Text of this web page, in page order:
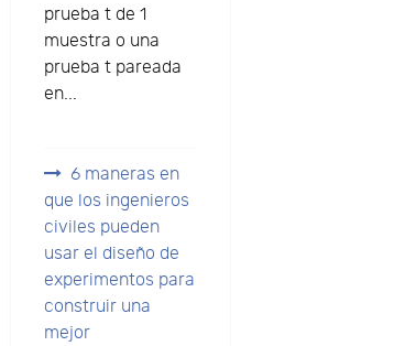
prueba t de 1
muestra o una
prueba t pareada
en...
6 maneras en
que los ingenieros
civiles pueden
usar el diseño de
experimentos para
construir una
mejor